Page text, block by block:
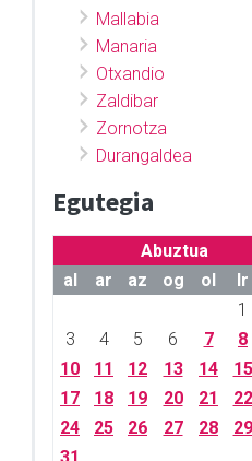
Mallabia
Manaria
Otxandio
Zaldibar
Zornotza
Durangaldea
Egutegia
Abuztua
al
ar az og ol lr
1
3
4 5 6 7 8
10
11 12 13 14 15
17
18 19 20 21 22
24
25 26 27 28 29